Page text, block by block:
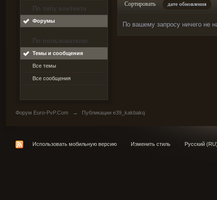
По типу контента
Форумы
По пользователю
Темы и сообщения
Все темы
Все сообщения
Сортировать дате обновления
По вашему запросу ничего не
Форум Euro-PvP.Com → Публикации e39_kakbakq
Использовать мобильную версию Изменить стиль Русский